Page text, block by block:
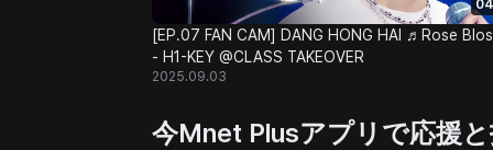
[EP.07 FAN CAM] DANG HONG HAI ♬Rose
- H1-KEY @CLASS TAKEOVER
2025.09.03
今Mnet Plusアプリで応援